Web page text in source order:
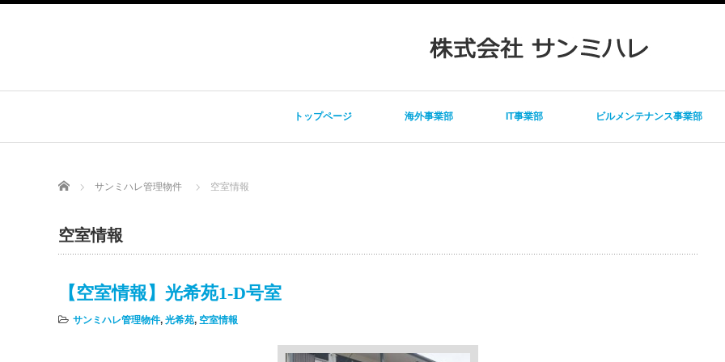
トップページ 海外事業部 IT事業部 ビルメンテナンス事業部
Home サンミハレ管理物件 空室情報
空室情報
【空室情報】光希苑1-D号室
サンミハレ管理物件, 光希苑, 空室情報